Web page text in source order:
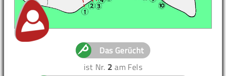
Das Gerücht
ist Nr. 2 am Fels